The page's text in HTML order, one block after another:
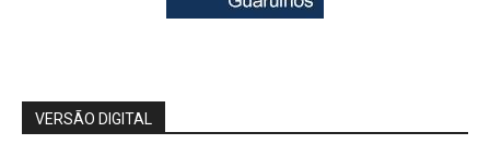
VERSÃO DIGITAL